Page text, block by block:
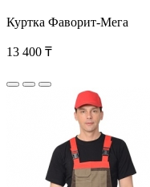
Куртка Фаворит-Мега
13 400 ₸